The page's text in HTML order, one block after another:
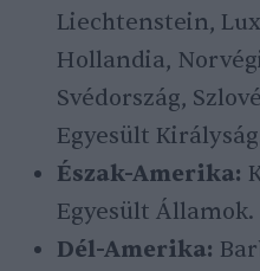
Liechtenstein,
Hollandia,
Svédország,
Egyesült
Észak-Amerika:
Egyesült Államok.
Dél-Amerika: